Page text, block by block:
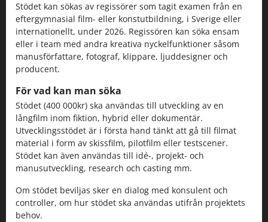
Stödet kan sökas av regissörer som tagit examen från en
eftergymnasial film- eller konstutbildning, i Sverige eller
internationellt, under 2026. Regissören kan söka ensam
eller i team med andra kreativa nyckelfunktioner såsom
manusförfattare, fotograf, klippare, ljuddesigner och
producent.
För vad kan man söka
Stödet (400 000kr) ska användas till utveckling av en
långfilm inom fiktion, hybrid eller dokumentär.
Utvecklingsstödet är i första hand tänkt att gå till filmat
material i form av skissfilm, pilotfilm eller testscener.
Stödet kan även användas till idé-, projekt- och
manusutveckling, research och casting mm.
Om stödet beviljas sker en dialog med konsulent och
controller, om hur stödet ska användas utifrån projektets
behov.